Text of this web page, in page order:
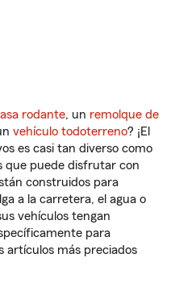
rodante, un remolque de
vehículo todoterreno? ¡El
es casi tan diverso como
que puede disfrutar con
construidos para
a la carretera, el agua o
vehículos tengan
para
artículos más preciados